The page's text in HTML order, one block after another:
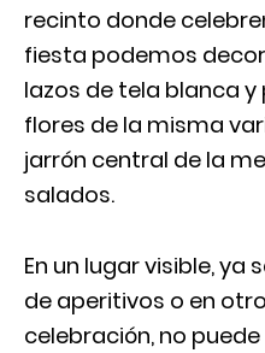
recinto donde
fiesta podemos
lazos de tela blanca
flores de la misma
jarrón central de la
salados.
En un lugar visible, ya
de aperitivos o en
celebración, no